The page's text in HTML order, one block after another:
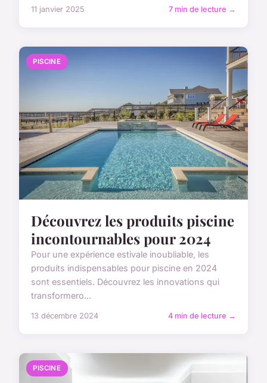
11 janvier 2025 7 min de lecture →
PISCINE
Découvrez les produits piscine
incontournables pour 2024
Pour une expérience estivale inoubliable, les
produits indispensables pour piscine en 2024
sont essentiels. Découvrez les innovations qui
transformero...
13 décembre 2024 4 min de lecture →
PISCINE